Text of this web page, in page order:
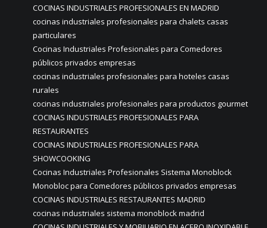
COCINAS INDUSTRIALES PROFESIONALES EN MADRID
cocinas industriales profesionales para chalets casas
particulares
Cocinas Industriales Profesionales para Comedores
públicos privados empresas
cocinas industriales profesionales para hoteles casas
rurales
cocinas industriales profesionales para productos gourmet
COCINAS INDUSTRIALES PROFESIONALES PARA
RESTAURANTES
COCINAS INDUSTRIALES PROFESIONALES PARA
SHOWCOOKING
Cocinas Industriales Profesionales Sistema Monoblock
Monobloc para Comedores públicos privados empresas
COCINAS INDUSTRIALES RESTAURANTES MADRID
cocinas industriales sistema monoblock madrid